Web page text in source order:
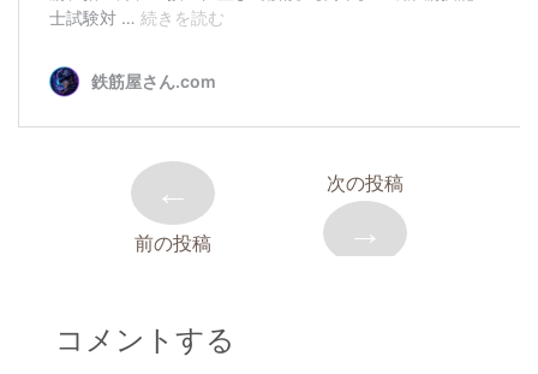
←
前の投稿
次の投稿
→
コメントする